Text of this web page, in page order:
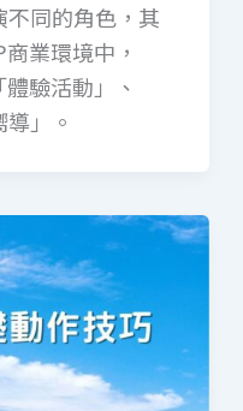
同的角色，其
業環境中，
驗活動」、
」。